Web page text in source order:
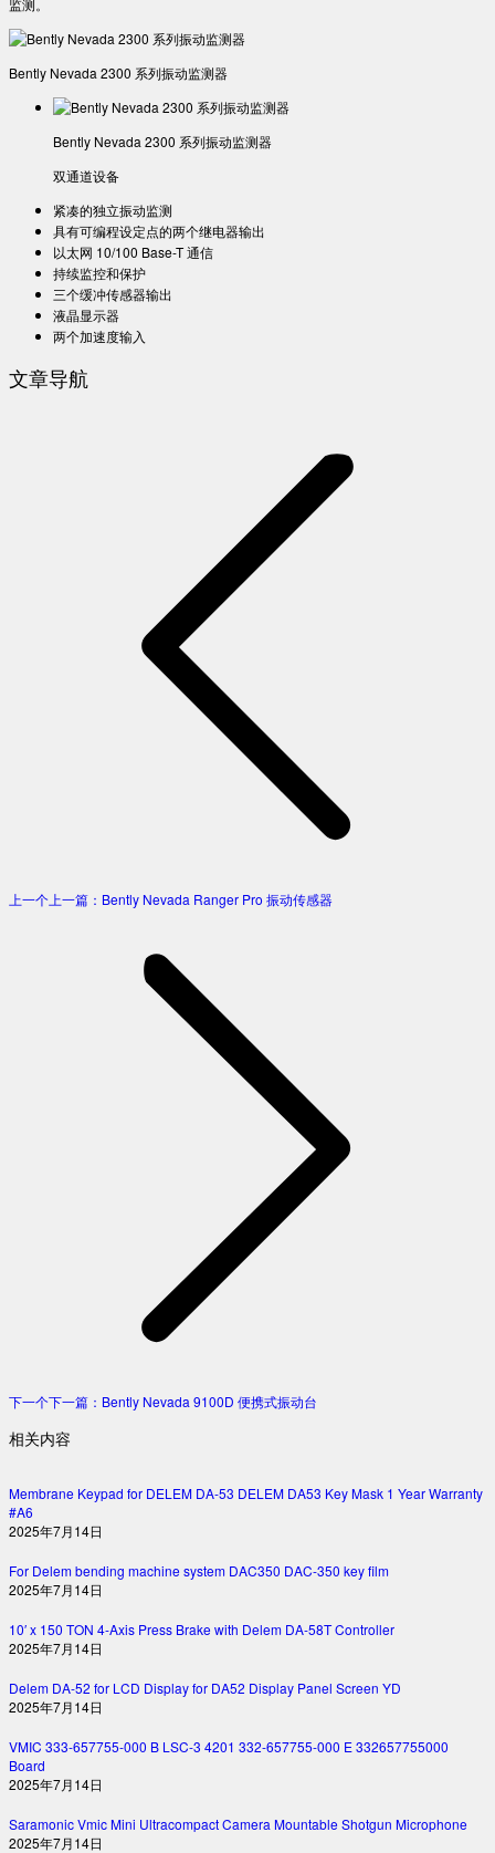
Bently Nevada 2300 系列振动监测器
Bently Nevada 2300 系列振动监测器
双通道设备
紧凑的独立振动监测
具有可编程设定点的两个继电器输出
以太网 10/100 Base-T 通信
持续监控和保护
三个缓冲传感器输出
液晶显示器
两个加速度输入
文章导航
上一个 上一篇： Bently Nevada Ranger Pro 振动传感器
下一个下一篇： Bently Nevada 9100D 便携式振动台
相关内容
Membrane Keypad for DELEM DA-53 DELEM DA53 Key Mask 1 Year Warranty
#A6
2025年7月14日
For Delem bending machine system DAC350 DAC-350 key film
2025年7月14日
10′ x 150 TON 4-Axis Press Brake with Delem DA-58T Controller
2025年7月14日
Delem DA-52 for LCD Display for DA52 Display Panel Screen YD
2025年7月14日
VMIC 333-657755-000 B LSC-3 4201 332-657755-000 E 332657755000
Board
2025年7月14日
Saramonic Vmic Mini Ultracompact Camera Mountable Shotgun Microphone
2025年7月14日